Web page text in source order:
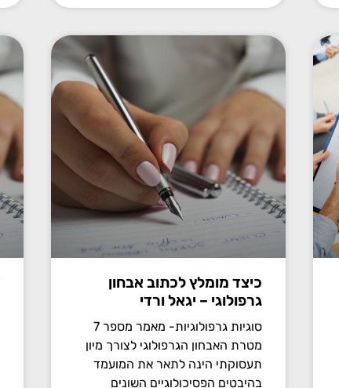
כיצד מומלץ לכתוב אבחון
גרפולוגי – יגאל ורדי
מטרת האבחון הגרפולוגי לצורך מיון
תעסוקתי הינה לתאר את המועמד
בהיבטים הפסיכולוגיים השונים